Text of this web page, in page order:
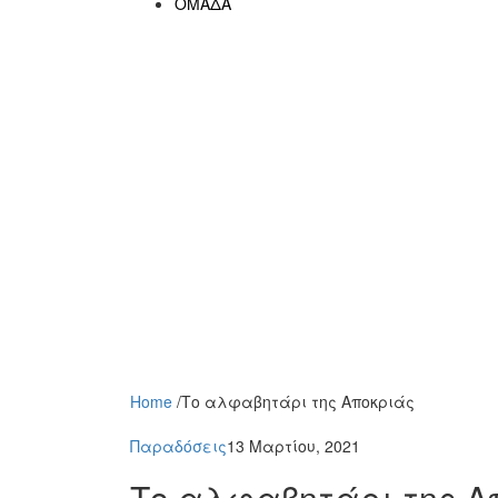
Home /Το αλφαβητάρι της Αποκριάς
Παραδόσεις13 Μαρτίου, 2021